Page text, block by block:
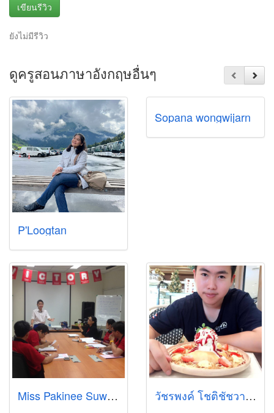
เขียนรีวิว
ยังไม่มีรีวิว
ดูครูสอนภาษาอังกฤษอื่นๆ
P'Loogtan
Sopana wongwijarn
Miss Pakinee Suwannakaew วัชรพงค์ โชติชัชวาลย์กุล